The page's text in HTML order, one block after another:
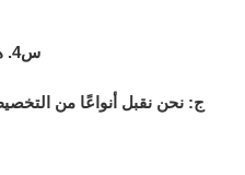
س4. هل تقبل شعار العميل والتخصيص؟
ج: نحن نقبل أنواعًا من